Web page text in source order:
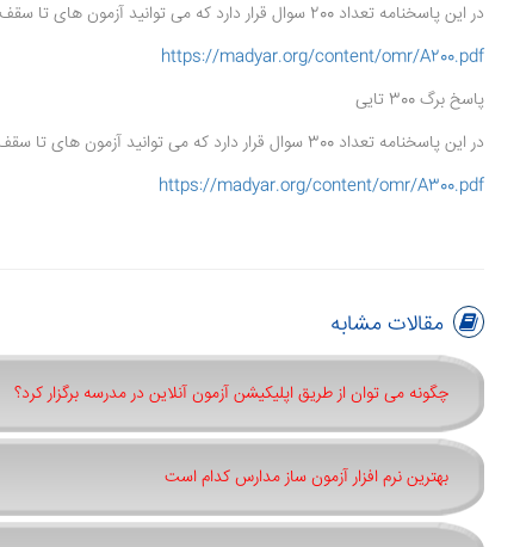
در این پاسخنامه تعداد 200 سوال قرار دارد که می توانید آزمون های تا سقف 200 سوال را با چهار گزینه انجام دهید.
https://madyar.org/content/omr/A200.pdf
پاسخ برگ 300 تایی
در این پاسخنامه تعداد 300 سوال قرار دارد که می توانید آزمون های تا سقف 300 سوال را با چهار گزینه انجام دهید.
https://madyar.org/content/omr/A300.pdf
مقالات مشابه
چگونه می توان از طریق اپلیکیشن آزمون آنلاین در مدرسه برگزار کرد؟
بهترین نرم افزار آزمون ساز مدارس کدام است